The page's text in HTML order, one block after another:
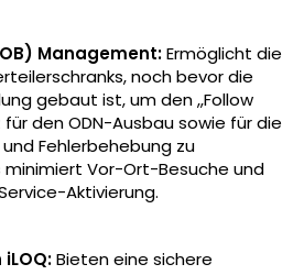
Management:Ermöglicht die
noch bevor die
gebaut ist, um den „Follow
den ODN-Ausbau sowie für die
Fehlerbehebung zu
minimiert Vor-Ort-Besuche und
Aktivierung.
Bieten eine sichere